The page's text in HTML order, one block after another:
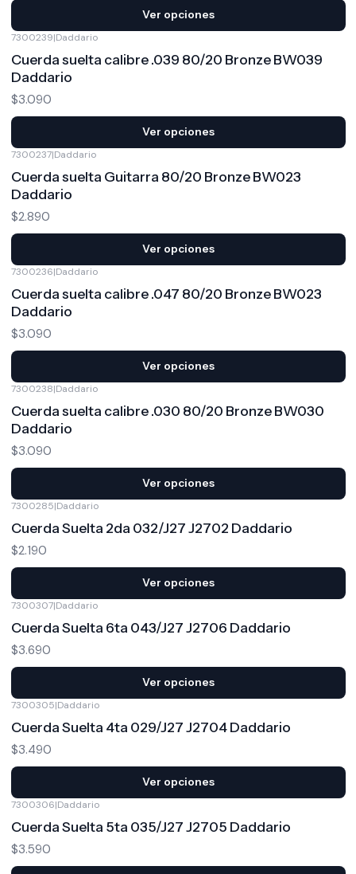
Ver opciones
7300239|Daddario
Cuerda suelta calibre .039 80/20 Bronze BW039
Daddario
$3.090
Ver opciones
7300237|Daddario
Cuerda suelta Guitarra 80/20 Bronze BW023
Daddario
$2.890
Ver opciones
7300236|Daddario
Cuerda suelta calibre .047 80/20 Bronze BW023
Daddario
$3.090
Ver opciones
7300238|Daddario
Cuerda suelta calibre .030 80/20 Bronze BW030
Daddario
$3.090
Ver opciones
7300285|Daddario
Cuerda Suelta 2da 032/J27 J2702 Daddario
$2.190
Ver opciones
7300307|Daddario
Cuerda Suelta 6ta 043/J27 J2706 Daddario
$3.690
Ver opciones
7300305|Daddario
Cuerda Suelta 4ta 029/J27 J2704 Daddario
$3.490
Ver opciones
7300306|Daddario
Cuerda Suelta 5ta 035/J27 J2705 Daddario
$3.590